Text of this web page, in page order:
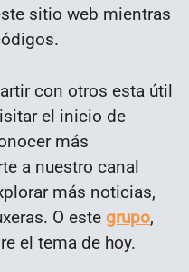
sitio web mientras
con otros esta útil
el inicio de
más
a nuestro canal
más noticias,
O este grupo,
el tema de hoy.